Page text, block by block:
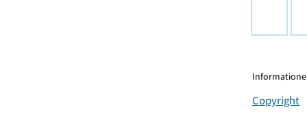
Copyright